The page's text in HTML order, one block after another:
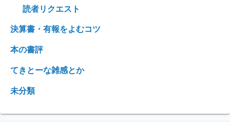
読者リクエスト
決算書・有報をよむコツ
本の書評
てきとーな雑感とか
未分類